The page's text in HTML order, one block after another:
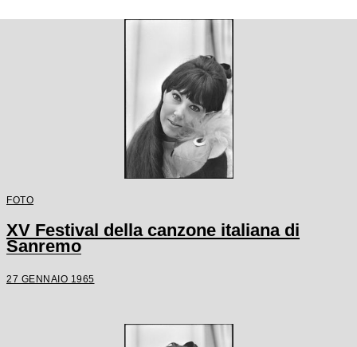
FOTO
XV Festival della canzone italiana di
Sanremo
27 GENNAIO 1965